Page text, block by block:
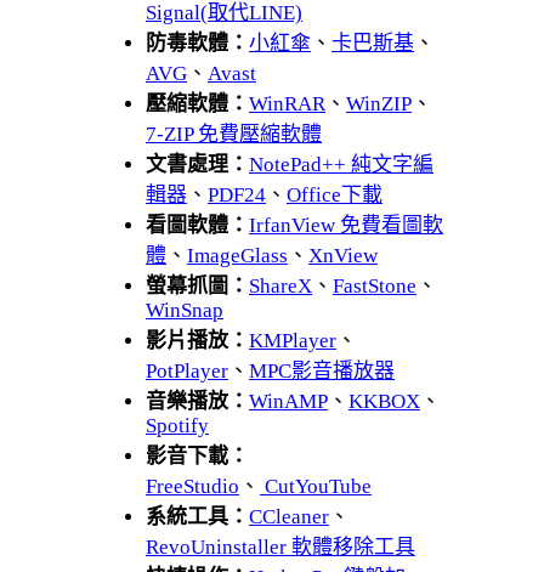
Signal(取代LINE)
防毒軟體： 小紅傘 、 卡巴斯基 、
AVG 、 Avast
壓縮軟體： WinRAR、 WinZIP 、
7-ZIP 免費壓縮軟體
文書處理： NotePad++ 純文字編
輯器 、 PDF24 、 Office下載
看圖軟體： IrfanView 免費看圖軟
體 、 ImageGlass 、 XnView
螢幕抓圖： ShareX 、 FastStone 、
WinSnap
影片播放： KMPlayer 、
PotPlayer 、 MPC影音播放器
音樂播放： WinAMP 、 KKBOX 、
Spotify
影音下載：
FreeStudio 、 CutYouTube
系統工具： CCleaner 、
RevoUninstaller 軟體移除工具